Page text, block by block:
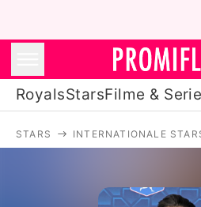
RoyalsStarsFilme &
STARS INTERNATIONALE